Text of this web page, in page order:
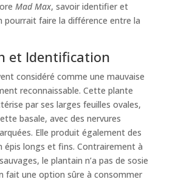
Mad Max, savoir identifier et
pourrait faire la différence entre la
et Identification
considéré comme une mauvaise
reconnaissable. Cette plante
par ses larges feuilles ovales,
basale, avec des nervures
Elle produit également des
épis longs et fins. Contrairement à
le plantain n’a pas de sosie
fait une option sûre à consommer